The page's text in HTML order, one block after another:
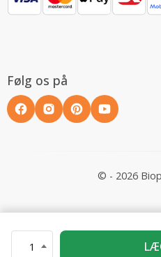
1
Følg os på
© - 2026